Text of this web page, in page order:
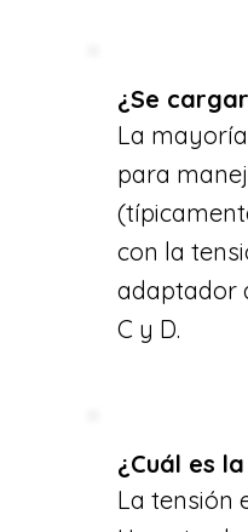
¿Se
La
para
con la
adaptador
C y D.
¿Cuál es
La tensión